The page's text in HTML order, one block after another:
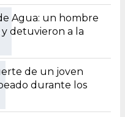
Agua: un hombre
detuvieron a la
de un joven
durante los